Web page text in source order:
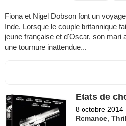
Fiona et Nigel Dobson font un
Inde. Lorsque le couple britannique
jeune française et d'Oscar, son mari
une tournure inattendue...
Etats de
8 octobre 2014 |
Romance ,